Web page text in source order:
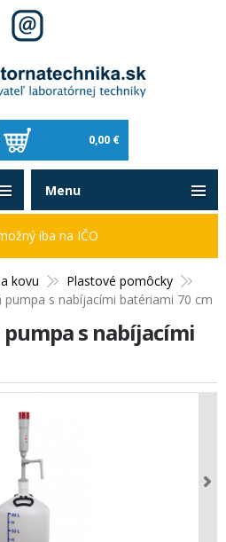
0,00 €
kovu
Plastové pomôcky
pumpa s nabíjacími batériami 70 cm
s nabíjacími
iba na IČO
Menu